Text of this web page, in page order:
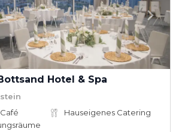
Hotel & Spa
Hauseigenes Catering